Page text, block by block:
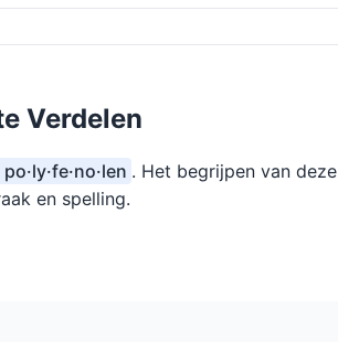
Verdelen
. Het begrijpen van deze
en spelling.